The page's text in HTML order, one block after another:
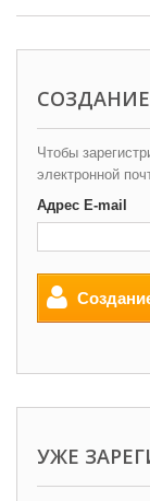
Чтобы
электронной
Адрес E-mail
УЖЕ